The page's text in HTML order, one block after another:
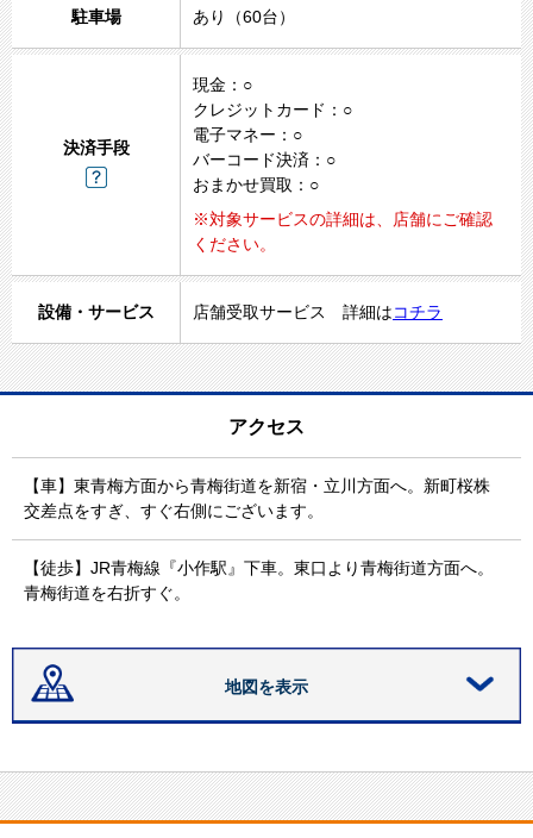
駐車場 あり（60台）
決済手段
現金：○
クレジットカード：○
電子マネー：○
バーコード決済：○
おまかせ買取：○
※対象サービスの詳細は、店舗にご確認
ください。
設備・サービス 店舗受取サービス 詳細はコチラ
アクセス
【車】東青梅方面から青梅街道を新宿・立川方面へ。新町桜株
交差点をすぎ、すぐ右側にございます。
【徒歩】JR青梅線『小作駅』下車。東口より青梅街道方面へ。
青梅街道を右折すぐ。
地図を表示